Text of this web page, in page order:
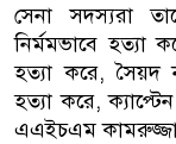
সেনা সদস্যরা
নির্মমভাবে হত্যা
হত্যা করে, সৈয়দ
হত্যা করে,
এএইচএম